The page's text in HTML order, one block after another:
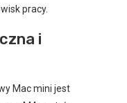
pracy.
i
Mac mini jest